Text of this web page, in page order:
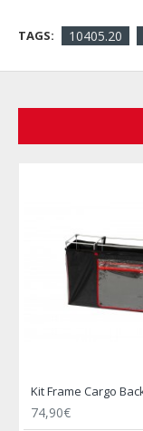
TAGS: 10405.20
36,50€